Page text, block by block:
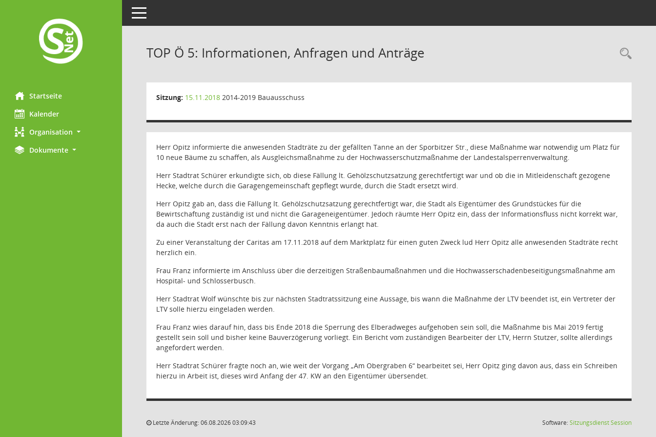
Startseite
Kalender
Organisation
Dokumente
Toggle navigation
TOP Ö 5: Informationen, Anfragen und Anträge
Sitzung: 15.11.2018 2014-2019 Bauausschuss
Herr Opitz informierte die anwesenden Stadträte zu der gefällten Tanne an der Sporbitzer Str., diese Maßnahme war notwendig um Platz für
10 neue Bäume zu schaffen, als Ausgleichsmaßnahme zu der Hochwasserschutzmaßnahme der Landestalsperrenverwaltung.
Herr Stadtrat Schürer erkundigte sich, ob diese Fällung lt. Gehölzschutzsatzung gerechtfertigt war und ob die in Mitleidenschaft gezogene
Hecke, welche durch die Garagengemeinschaft gepflegt wurde, durch die Stadt ersetzt wird.
Herr Opitz gab an, dass die Fällung lt. Gehölzschutzsatzung gerechtfertigt war, die Stadt als Eigentümer des Grundstückes für die
Bewirtschaftung zuständig ist und nicht die Garageneigentümer. Jedoch räumte Herr Opitz ein, dass der Informationsfluss nicht korrekt war,
da auch die Stadt erst nach der Fällung davon Kenntnis erlangt hat.
Zu einer Veranstaltung der Caritas am 17.11.2018 auf dem Marktplatz für einen guten Zweck lud Herr Opitz alle anwesenden Stadträte recht
herzlich ein.
Frau Franz informierte im Anschluss über die derzeitigen Straßenbaumaßnahmen und die Hochwasserschadenbeseitigungsmaßnahme am
Hospital- und Schlosserbusch.
Herr Stadtrat Wolf wünschte bis zur nächsten Stadtratssitzung eine Aussage, bis wann die Maßnahme der LTV beendet ist, ein Vertreter der
LTV solle hierzu eingeladen werden.
Frau Franz wies darauf hin, dass bis Ende 2018 die Sperrung des Elberadweges aufgehoben sein soll, die Maßnahme bis Mai 2019 fertig
gestellt sein soll und bisher keine Bauverzögerung vorliegt. Ein Bericht vom zuständigen Bearbeiter der LTV, Herrn Stutzer, sollte allerdings
angefordert werden.
Herr Stadtrat Schürer fragte noch an, wie weit der Vorgang „Am Obergraben 6“ bearbeitet sei, Herr Opitz ging davon aus, dass ein Schreiben
hierzu in Arbeit ist, dieses wird Anfang der 47. KW an den Eigentümer übersendet.
Letzte Änderung: 06.08.2026 03:09:43 Software:SitzungsdienstSession(Wird in